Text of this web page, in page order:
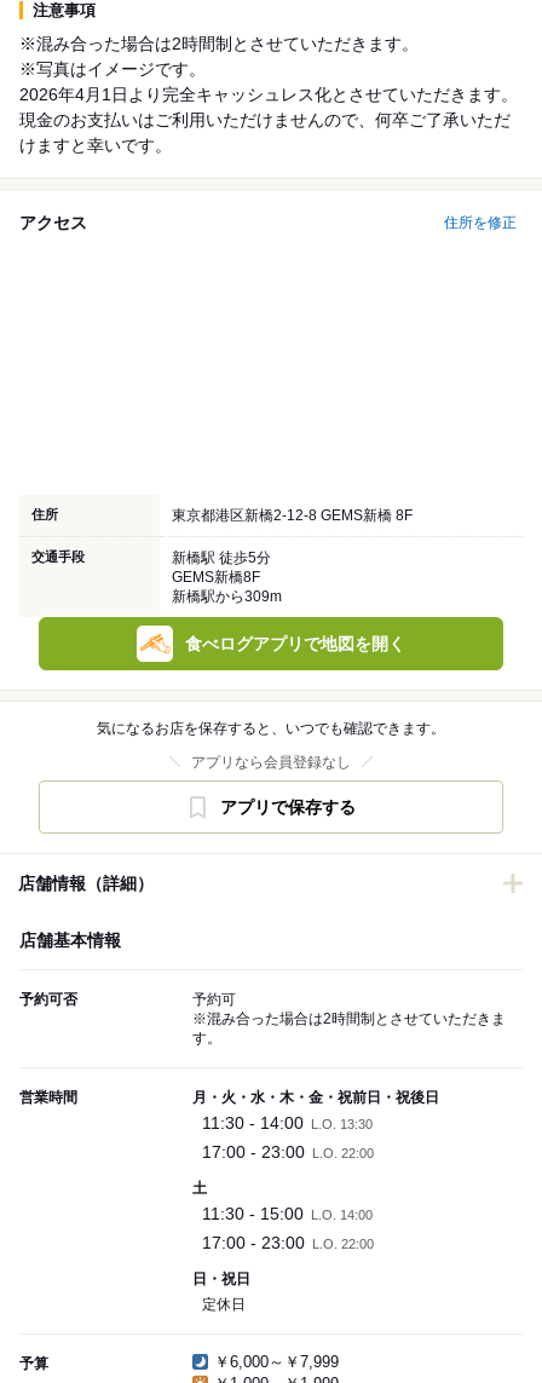
注意事項
※混み合った場合は2時間制とさせていただきます。
※写真はイメージです。
2026年4月1日より完全キャッシュレス化とさせていただきます。
現金のお支払いはご利用いただけませんので、何卒ご了承いただ
けますと幸いです。
アクセス 住所を修正
住所 東京都港区新橋2-12-8 GEMS新橋 8F
交通手段
新橋駅 徒歩5分
GEMS新橋8F
新橋駅から309m
食べログアプリで地図を開く
気になるお店を保存すると、いつでも確認できます。
アプリなら会員登録なし
アプリで保存する
店舗情報（詳細）
店舗基本情報
予約可否
予約可
※混み合った場合は2時間制とさせていただきま
す。
営業時間 月・火・水・木・金・祝前日・祝後日
11:30 - 14:00 L.O. 13:30
17:00 - 23:00 L.O. 22:00
土
11:30 - 15:00 L.O. 14:00
17:00 - 23:00 L.O. 22:00
日・祝日
定休日
予算
￥6,000～￥7,999